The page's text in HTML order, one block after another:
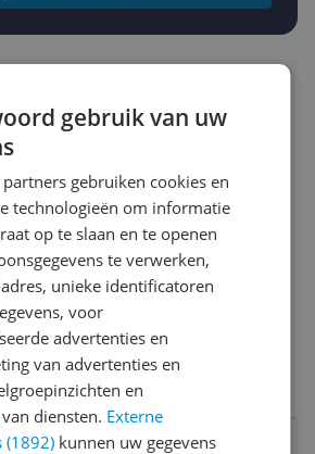
geschreven
bezit en wil je graag je mening
met het schrijven van je
de details duurt het schrijven
tussen de 3 en 10 minuten.
je andere bezoekers een betere
je iedere maand kans op
de actievoorwaarden.
product?
8
7
6
5
4
gebruik van uw
gebruiken cookies en
technologieën om informatie
op te slaan en te openen
te verwerken,
unieke identificatoren
voor
advertenties en
van advertenties en
en
diensten. Externe
(1892) kunnen uw gegevens